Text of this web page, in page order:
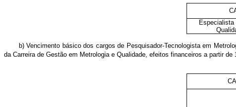
Especialista
b) Vencimento básico dos cargos de Pesquisador-Tecnologista em
da Carreira de Gestão em Metrologia e Qualidade , efeitos financeiros a partir de 1